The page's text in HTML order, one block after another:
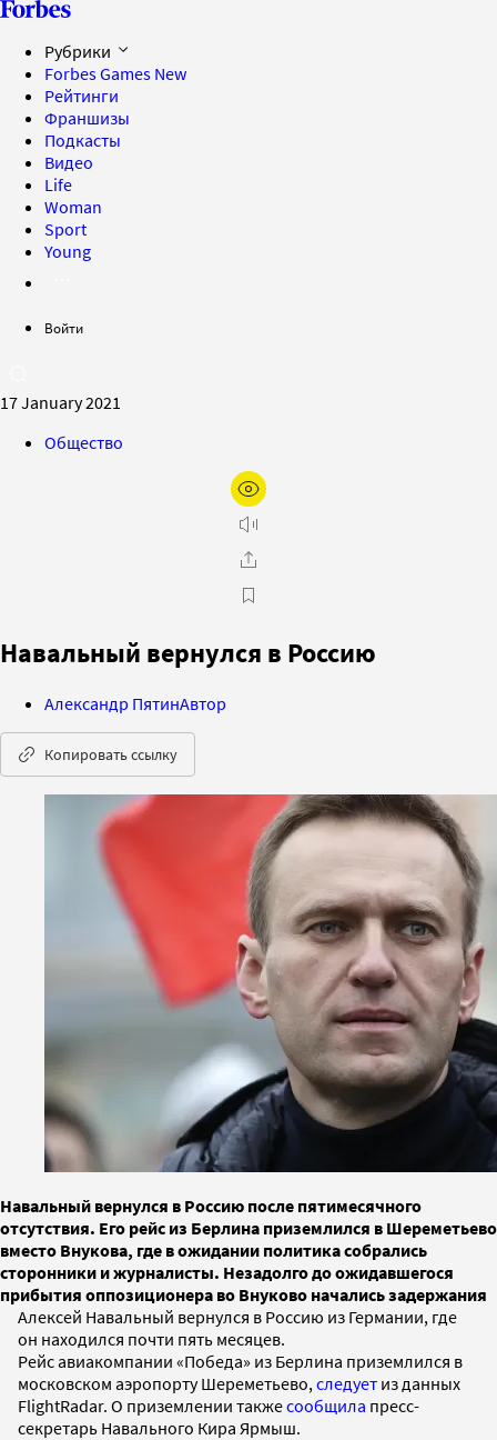
Рубрики
Forbes Games New
Рейтинги
Франшизы
Подкасты
Видео
Life
Woman
Sport
Young
Войти
17 January 2021
Общество
Навальный вернулся в Россию
Александр ПятинАвтор
Копировать ссылку
Навальный вернулся в Россию после пятимесячного
отсутствия. Его рейс из Берлина приземлился в Шереметьево
вместо Внукова, где в ожидании политика собрались
сторонники и журналисты. Незадолго до ожидавшегося
прибытия оппозиционера во Внуково начались задержания
Алексей Навальный вернулся в Россию из Германии, где
он находился почти пять месяцев.
Рейс авиакомпании «Победа» из Берлина приземлился в
московском аэропорту Шереметьево, следует из данных
FlightRadar. О приземлении такжесообщила пресс-
секретарь Навального Кира Ярмыш.